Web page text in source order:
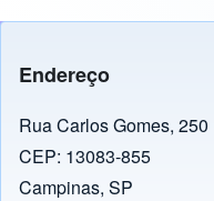
e
b
o
o
k
gr
Endereço
Rua Carlos Gomes, 250
CEP: 13083-855
Campinas, SP